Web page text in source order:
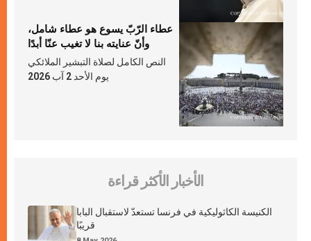
عطاء الرّبّ يسوع هو عطاء شامل،
وأنّ عنايته بنا لا تغيب عنّا أبدًا
النص الكامل لصلاة التبشير الملائكي
يوم الأحد 2 آب 2026
الأخبار الأكثر قراءة
الكنيسة الكاثوليكية في فرنسا تستعدّ لاستقبال البابا
قريبًا